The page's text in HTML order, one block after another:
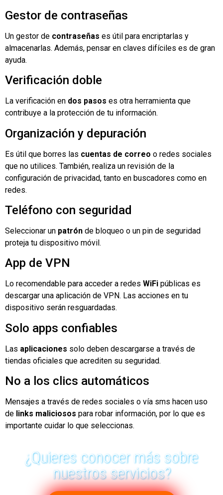
Gestor de contraseñas
Un gestor de contraseñas es útil para encriptarlas y
almacenarlas. Además, pensar en claves difíciles es de gran
ayuda.
Verificación doble
La verificación en dos pasos es otra herramienta que
contribuye a la protección de tu información.
Organización y depuración
Es útil que borres las cuentas de correo o redes sociales
que no utilices. También, realiza un revisión de la
configuración de privacidad, tanto en buscadores como en
redes.
Teléfono con seguridad
Seleccionar un patrón de bloqueo o un pin de seguridad
proteja tu dispositivo móvil.
App de VPN
Lo recomendable para acceder a redes WiFi públicas es
descargar una aplicación de VPN. Las acciones en tu
dispositivo serán resguardadas.
Solo apps confiables
Las aplicaciones solo deben descargarse a través de
tiendas oficiales que acrediten su seguridad.
No a los clics automáticos
Mensajes a través de redes sociales o vía sms hacen uso
de links maliciosos para robar información, por lo que es
importante cuidar lo que seleccionas.
¿Quieres conocer más sobre
nuestros servicios?